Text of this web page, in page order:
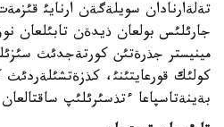
تةلةارنادان سويلةگةن ارنايئ
جارئلئس بولعان ذيدةن تابئلعان
مينيستر جذرةتئن كورتةجدئث
كولئك قورعايتئنئ، كذزةتشئلةردئث
بةينةتاسپاعا ءتذسئرئلئپ